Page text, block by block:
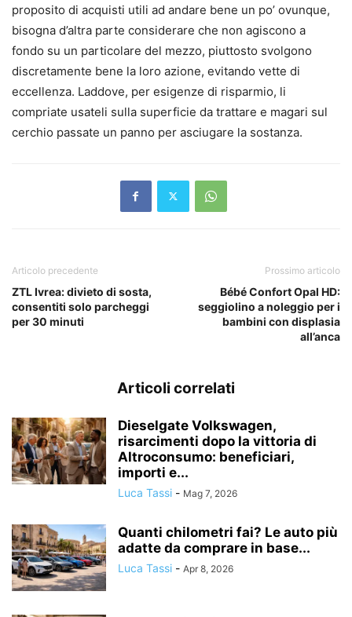
proposito di acquisti utili ad andare bene un po’ ovunque,
bisogna d’altra parte considerare che non agiscono a
fondo su un particolare del mezzo, piuttosto svolgono
discretamente bene la loro azione, evitando vette di
eccellenza. Laddove, per esigenze di risparmio, li
compriate usateli sulla superficie da trattare e magari sul
cerchio passate un panno per asciugare la sostanza.
Articolo precedente
ZTL Ivrea: divieto di sosta,
consentiti solo parcheggi
per 30 minuti
Prossimo articolo
Bébé Confort Opal HD:
seggiolino a noleggio per i
bambini con displasia
all’anca
Articoli correlati
Dieselgate Volkswagen,
risarcimenti dopo la vittoria di
Altroconsumo: beneficiari,
importi e...
Luca Tassi - Mag 7, 2026
Quanti chilometri fai? Le auto più
adatte da comprare in base...
Luca Tassi - Apr 8, 2026